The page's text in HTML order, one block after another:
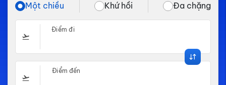
Một chiều Khứ hồi Đa chặng
Điểm đi
Điểm đến